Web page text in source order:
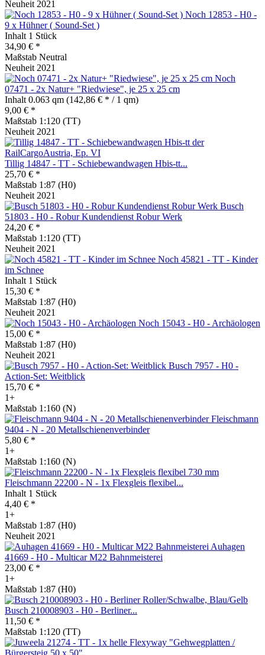
Neuheit 2021
Noch 12853 - H0 -
9 x Hühner ( Sound-Set )
Inhalt 1 Stück
34,90 € *
Maßstab Neutral
Neuheit 2021
Noch
07471 - 2x Natur+ "Riedwiese", je 25 x 25 cm
Inhalt 0.063 qm (142,86 € * / 1 qm)
9,00 € *
Maßstab 1:120 (TT)
Neuheit 2021
Tillig 14847 - TT - Schiebewandwagen Hbis-tt...
25,70 € *
Maßstab 1:87 (H0)
Neuheit 2021
Busch
51803 - H0 - Robur Kundendienst Robur Werk
24,20 € *
Maßstab 1:120 (TT)
Neuheit 2021
Noch 45821 - TT - Kinder
im Schnee
Inhalt 1 Stück
15,30 € *
Maßstab 1:87 (H0)
Neuheit 2021
Noch 15043 - H0 - Archäologen
15,00 € *
Maßstab 1:87 (H0)
Neuheit 2021
Busch 7957 - H0 -
Action-Set: Weitblick
15,70 € *
1+
Maßstab 1:160 (N)
Fleischmann
9404 - N - 20 Metallschienenverbinder
5,80 € *
1+
Maßstab 1:160 (N)
Fleischmann 22200 - N - 1x Flexgleis flexibel...
Inhalt 1 Stück
4,40 € *
1+
Maßstab 1:87 (H0)
Neuheit 2021
Auhagen
41669 - H0 - Multicar M22 Bahnmeisterei
23,00 € *
1+
Maßstab 1:87 (H0)
Busch 210008903 - H0 - Berliner...
11,50 € *
Maßstab 1:120 (TT)